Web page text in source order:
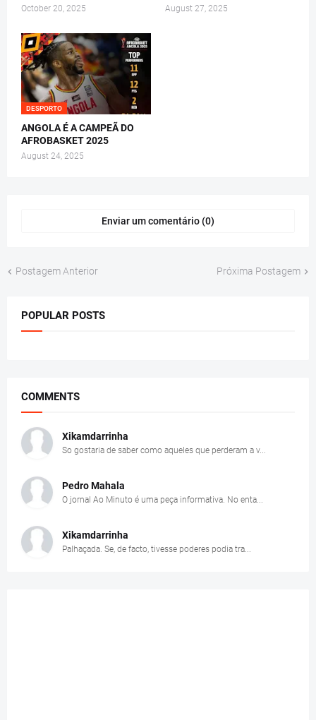
October 20, 2025 August 27, 2025
DESPORTO
ANGOLA É A CAMPEÃ DO
AFROBASKET 2025
August 24, 2025
Enviar um comentário (0)
Postagem Anterior Próxima Postagem
POPULAR POSTS
COMMENTS
Xikamdarrinha
So gostaria de saber como aqueles que perderam a v...
Pedro Mahala
O jornal Ao Minuto é uma peça informativa. No enta...
Xikamdarrinha
Palhaçada. Se, de facto, tivesse poderes podia tra...